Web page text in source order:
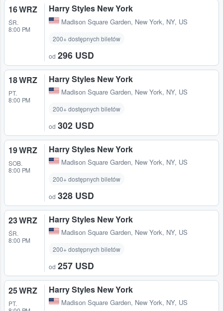
16 WRZ
ŚR.
8:00 PM
Harry Styles New York
Madison Square Garden, New York, NY, US
200+ dostępnych biletów
od 296 USD
18 WRZ
PT.
8:00 PM
Harry Styles New York
Madison Square Garden, New York, NY, US
200+ dostępnych biletów
od 302 USD
19 WRZ
SOB.
8:00 PM
Harry Styles New York
Madison Square Garden, New York, NY, US
200+ dostępnych biletów
od 328 USD
23 WRZ
ŚR.
8:00 PM
Harry Styles New York
Madison Square Garden, New York, NY, US
200+ dostępnych biletów
od 257 USD
25 WRZ
PT.
Harry Styles New York
Madison Square Garden, New York, NY, US